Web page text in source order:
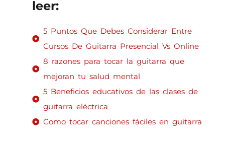
leer:
5 Puntos Que Debes Considerar Entre
Cursos De Guitarra Presencial Vs Online
8 razones para tocar la guitarra que
mejoran tu salud mental
5 Beneficios educativos de las clases de
guitarra eléctrica
Como tocar canciones fáciles en guitarra